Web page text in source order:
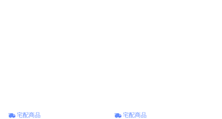
宅配商品 宅配商品